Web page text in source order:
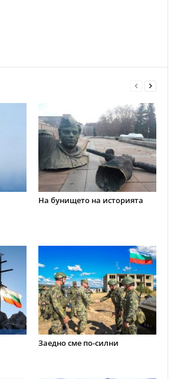
На бунището на историята
Заедно сме по-силни